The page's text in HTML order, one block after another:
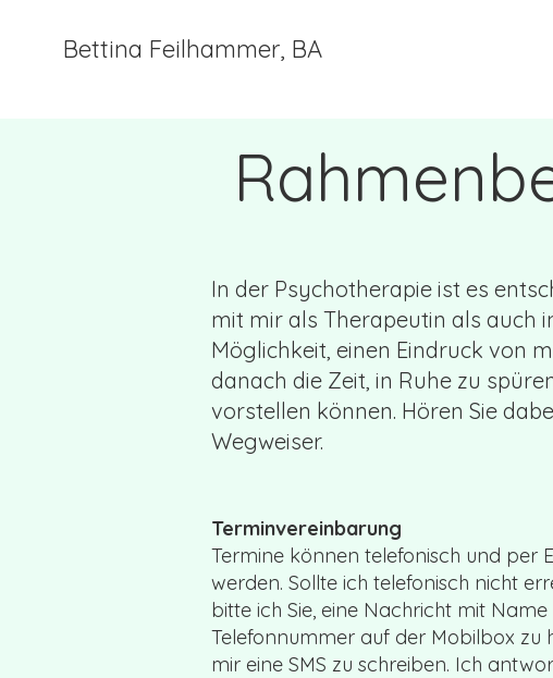
Bettina Feilhammer, BA
In der Psychotherapie ist es
mit mir als Therapeutin als auch
Möglichkeit, einen Eindruck von
danach die Zeit, in Ruhe zu
vorstellen können. Hören Sie
Wegweiser.
​Terminvereinbarung
Termine können telefonisch und per
werden. Sollte ich telefonisch nicht
bitte ich Sie, eine Nachricht mit Name
Telefonnummer auf der Mobilbox zu
mir eine SMS zu schreiben. Ich